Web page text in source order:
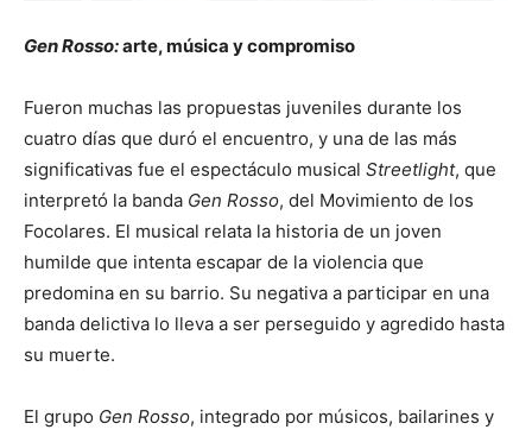
Gen Rosso:arte, música y compromiso
Fueron muchas las propuestas juveniles durante los
cuatro días que duró el encuentro, y una de las más
significativas fue el espectáculo musical Streetlight, que
interpretó la banda Gen Rosso, del Movimiento de los
Focolares. El musical relata la historia de un joven
humilde que intenta escapar de la violencia que
predomina en su barrio. Su negativa a participar en una
banda delictiva lo lleva a ser perseguido y agredido hasta
su muerte.
El grupo Gen Rosso, integrado por músicos, bailarines y